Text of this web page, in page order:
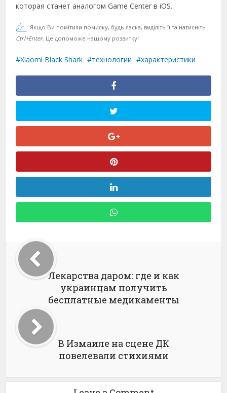
которая станет аналогом Game Center в iOS.
Якщо Ви помітили помилку, будь ласка, виділіть її та натисніть
Ctrl+Enter. Це допоможе нашому розвитку!
Xiaomi Black Shark технологии характеристики
Лекарства даром: где и как
украинцам получить
бесплатные медикаменты
В Измаиле на сцене ДК
повелевали стихиями